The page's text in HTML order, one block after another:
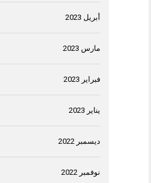
أبريل 2023
مارس 2023
فبراير 2023
يناير 2023
ديسمبر 2022
نوفمبر 2022